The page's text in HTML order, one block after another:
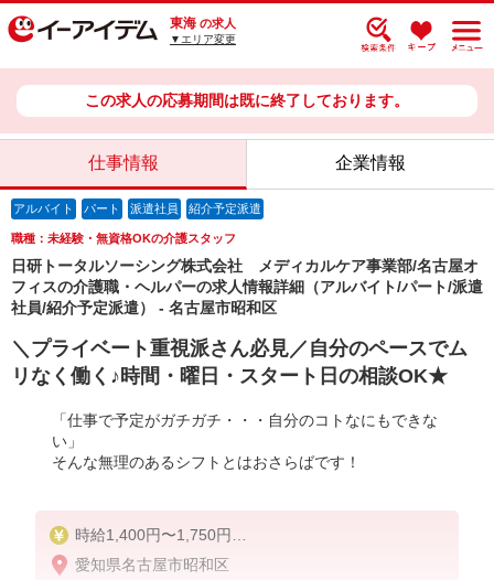
東海 の求人
▼エリア変更
この求人の応募期間は既に終了しております。
仕事情報 企業情報
アルバイト パート 派遣社員 紹介予定派遣
職種：未経験・無資格OKの介護スタッフ
日研トータルソーシング株式会社 メディカルケア事業部/名古屋オ
フィスの介護職・ヘルパーの求人情報詳細（アルバイト/パート/派遣
社員/紹介予定派遣） - 名古屋市昭和区
＼プライベート重視派さん必見／自分のペースでム
リなく働く♪時間・曜日・スタート日の相談OK★
「仕事で予定がガチガチ・・・自分のコトなにもできな
い」
そんな無理のあるシフトとはおさらばです！
時給1,400円〜1,750円
★週払いOK（規定あり）
愛知県名古屋市昭和区